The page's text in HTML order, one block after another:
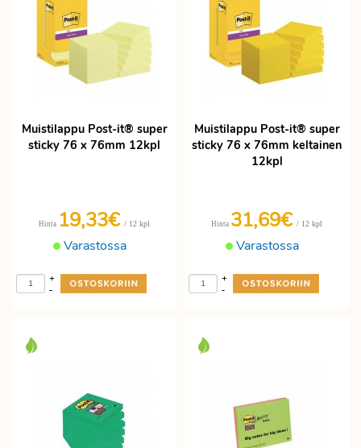
Muistilappu Post-it® super
sticky 76 x 76mm 12kpl
Varastossa
Hinta 19,33€ / 12 kpl
-
+
Muistilappu Post-it® super
sticky 76 x 76mm keltainen
12kpl
Varastossa
Hinta 31,69€ / 12 kpl
-
+